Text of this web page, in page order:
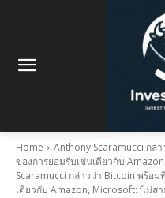
Home
Anthony Scaramucci กล่
ของการยอมรับเช่นเดียวกับ
Scaramucci กล่าวว่า Bitcoin พร้อ
เดียวกับ Amazon, Microsoft: ‘ไม่ส